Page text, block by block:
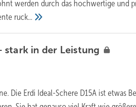
werden durch das hochwertige und
ruck...
stark in der Leistung
Die Erdi Ideal-Schere D15A ist etwas